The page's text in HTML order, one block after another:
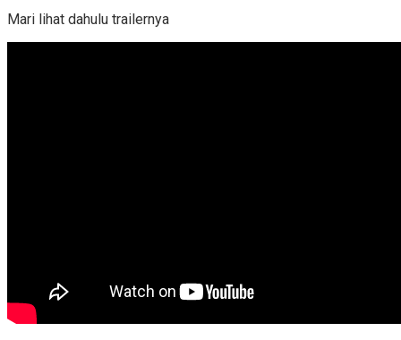
Mari lihat dahulu trailernya